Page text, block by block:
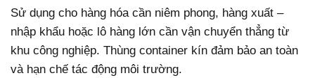
Sử dụng cho hàng hóa cần niêm phong, hàng xuất –
nhập khẩu hoặc lô hàng lớn cần vận chuyển thẳng từ
khu công nghiệp. Thùng container kín đảm bảo an toàn
và hạn chế tác động môi trường.